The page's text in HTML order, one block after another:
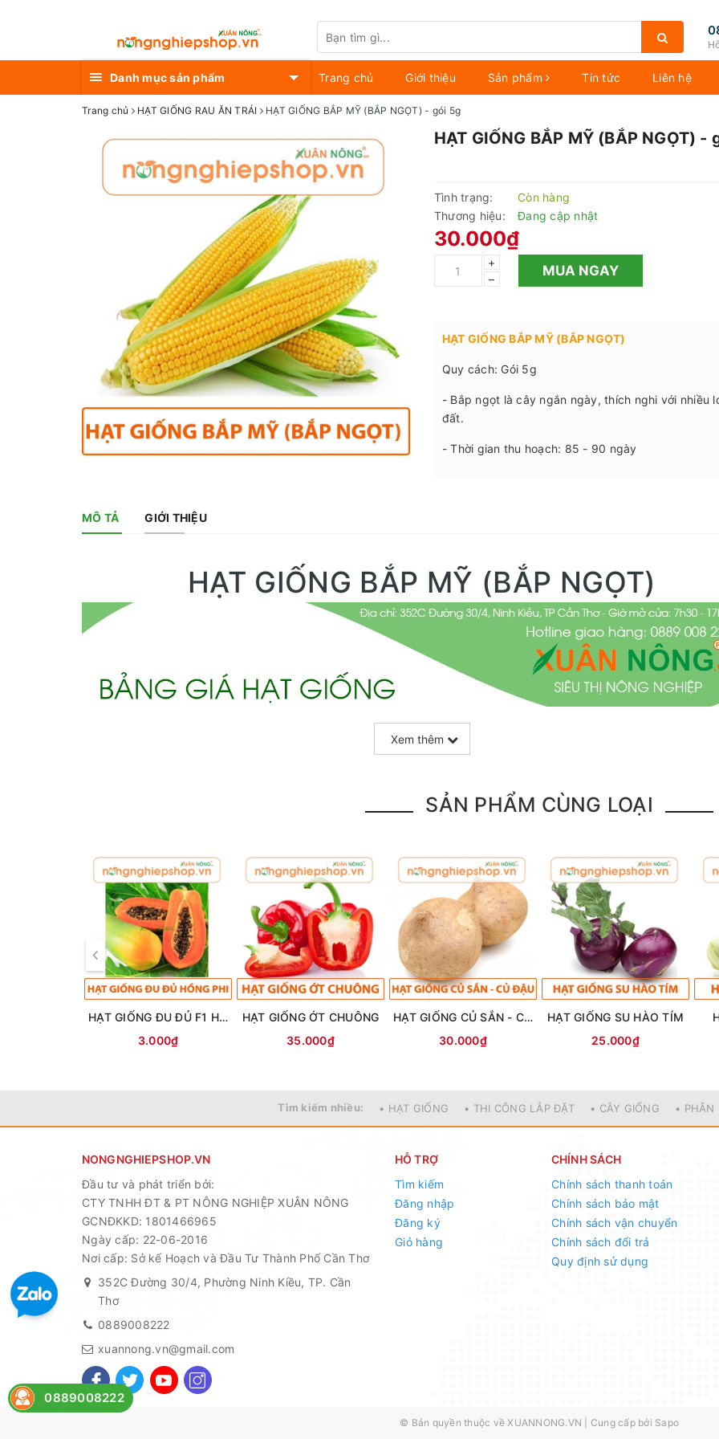
Danh mục sản phẩm Trang chủ Giới thiệu Sản phẩm Tin tức Liên hệ
Trang chủ HẠT GIỐNG RAU ĂN TRÁI HẠT GIỐNG BẮP MỸ (BẮP NGỌT) - gói 5g
HẠT GIỐNG BẮP MỸ (BẮP NGỌT) -
Tình trạng:
Còn hàng
Thương hiệu:
Đang cập nhật
30.000₫
+
–
MUA NGAY
HẠT GIỐNG BẮP MỸ (BẮP NGỌT)
Quy cách: Gói 5g
- Bắp ngọt là cây ngắn ngày, thích nghi với nhiều
đất.
- Thời gian thu hoạch: 85 - 90 ngày
MÔ TẢ GIỚI THIỆU
HẠT GIỐNG BẮP MỸ (BẮP NGỌT)
Xem thêm
SẢN PHẨM CÙNG LOẠI
HẠT GIỐNG ĐU ĐỦ F1 HỒNG PHI
3.000₫
HẠT GIỐNG ỚT CHUÔNG
35.000₫
HẠT GIỐNG CỦ SẮN - CỦ ĐẬU
30.000₫
HẠT GIỐNG SU HÀO TÍM
25.000₫
Tìm kiếm nhiều: • HẠT GIỐNG • THI CÔNG LẮP ĐẶT • CÂY GIỐNG • PHÂN
NONGNGHIEPSHOP.VN
Đầu tư và phát triển bởi:
CTY TNHH ĐT & PT NÔNG NGHIỆP XUÂN NÔNG
GCNĐKKD: 1801466965
Ngày cấp: 22-06-2016
Nơi cấp: Sở kế Hoạch và Đầu Tư Thành Phố Cần Thơ
352C Đường 30/4, Phường Ninh Kiều, TP. Cần
Thơ
0889008222
xuannong.vn@gmail.com
HỖ TRỢ
Tìm kiếm
Đăng nhập
Đăng ký
Giỏ hàng
CHÍNH SÁCH
Chính sách thanh toán
Chính sách bảo mật
Chính sách vận chuyển
Chính sách đổi trả
Quy định sử dụng
© Bản quyền thuộc vềXUANNONG.VN Cung cấp bởi Sapo
0889008222